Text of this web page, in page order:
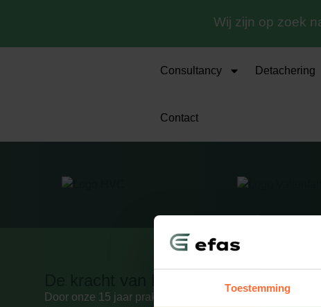
Toestemming
Wij zijn op zoek
Consultancy Detachering
Contact
Door onze 15 jaar praktijkervaring en gedegen